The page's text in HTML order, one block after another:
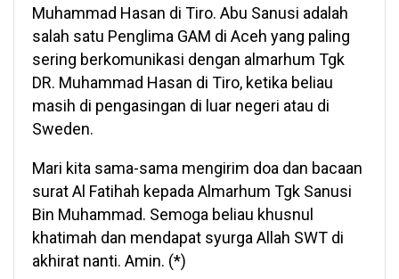
Muhammad Hasan di Tiro. Abu Sanusi adalah
salah satu Penglima GAM di Aceh yang paling
sering berkomunikasi dengan almarhum Tgk
DR. Muhammad Hasan di Tiro, ketika beliau
masih di pengasingan di luar negeri atau di
Sweden.
Mari kita sama-sama mengirim doa dan bacaan
surat Al Fatihah kepada Almarhum Tgk Sanusi
Bin Muhammad. Semoga beliau khusnul
khatimah dan mendapat syurga Allah SWT di
akhirat nanti. Amin. (*)